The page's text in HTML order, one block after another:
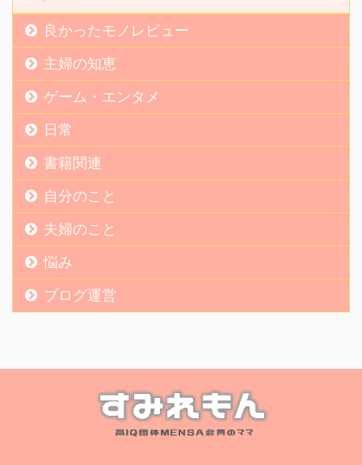
良かったモノレビュー
主婦の知恵
ゲーム・エンタメ
日常
書籍関連
自分のこと
夫婦のこと
悩み
ブログ運営